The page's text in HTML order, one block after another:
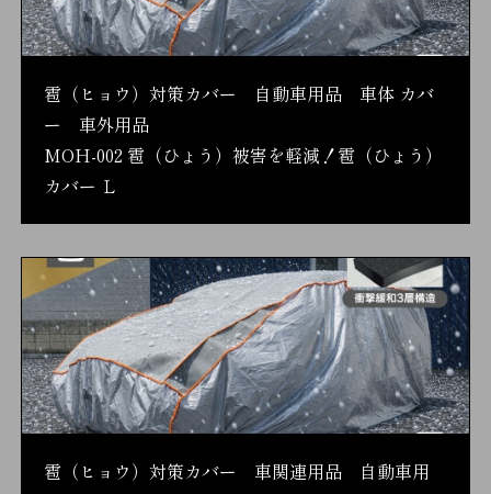
雹（ヒョウ）対策カバー 自動車用品 車体 カバ
ー 車外用品
MOH-002 雹（ひょう）被害を軽減！雹（ひょう）
カバー Ｌ
雹（ヒョウ）対策カバー 車関連用品 自動車用